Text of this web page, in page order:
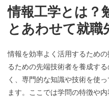
情報工学とは？
とあわせて就職
情報を効率よく活用するため
るための先端技術者を養成す
く、専門的な知識や技術を使
ます。ここでは学問の特徴や